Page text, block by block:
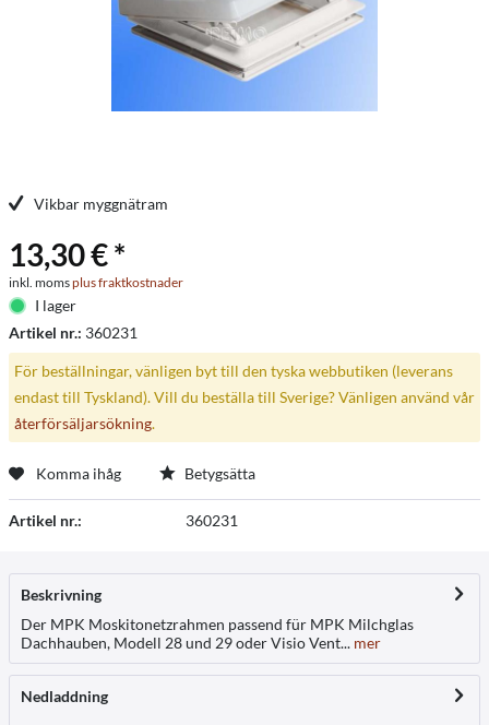
Vikbar myggnätram
13,30 € *
inkl. momsplus fraktkostnader
I lager
Artikel nr.: 360231
För beställningar, vänligen byt till den tyska webbutiken (leverans
endast till Tyskland). Vill du beställa till Sverige? Vänligen använd vår
återförsäljarsökning.
Komma ihåg Betygsätta
Artikel nr.: 360231
Beskrivning
Der MPK Moskitonetzrahmen passend für MPK Milchglas
Dachhauben, Modell 28 und 29 oder Visio Vent... mer
Nedladdning